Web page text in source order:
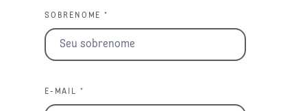
SOBRENOME *
E-MAIL *